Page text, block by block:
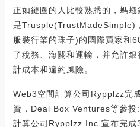
正如鏈圈的人比較熟悉的，螞
是Trusple(TrustMadeSimple)
服裝行業的珠子)的國際買家和
了稅務、海關和運輸，并允許
計成本和違約風險。
Web3空間計算公司Rypplzz完
資，Deal Box Ventures等參投
計算公司Rypplzz Inc.宣布完